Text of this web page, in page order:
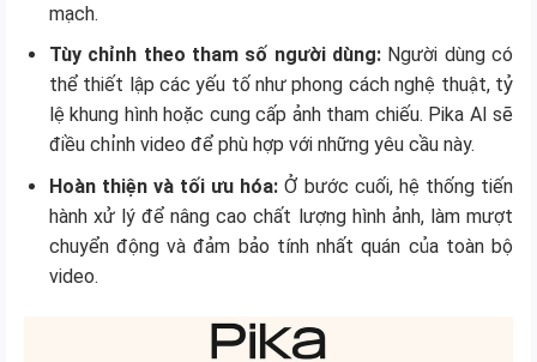
mạch.
Tùy chỉnh theo tham số người dùng:Người dùng có
thể thiết lập các yếu tố như phong cách nghệ thuật, tỷ
lệ khung hình hoặc cung cấp ảnh tham chiếu. Pika AI sẽ
điều chỉnh video để phù hợp với những yêu cầu này.
Hoàn thiện và tối ưu hóa:Ở bước cuối, hệ thống tiến
hành xử lý để nâng cao chất lượng hình ảnh, làm mượt
chuyển động và đảm bảo tính nhất quán của toàn bộ
video.